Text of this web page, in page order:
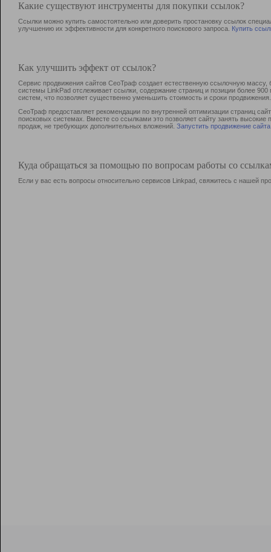
Какие существуют инструменты для покупки ссылок?
Ссылки можно купить самостоятельно или доверить простановку ссылок
улучшению их эффективности для конкретного поискового запроса. Купить
Как улучшить эффект от ссылок?
Сервис продвижения сайтов СеоТраф создает естественную ссылочную
системы LinkPad отслеживает ссылки, содержание страниц и позиции более
систем, что позволяет существенно уменьшить стоимость и сроки продвижения.
СеоТраф предоставляет рекомендации по внутренней оптимизации страниц
поисковых системах. Вместе со ссылками это позволяет сайту занять
продаж, не требующих дополнительных вложений. Запустить продвижение сайта
Куда обращаться за помощью по вопросам работы со
Если у вас есть вопросы относительно сервисов Linkpad, свяжитесь с нашей